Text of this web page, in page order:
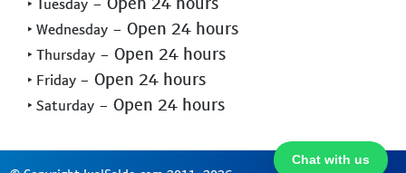
Chat with us
‣ Wednesday - Open 24 hours
‣ Thursday - Open 24 hours
‣ Friday - Open 24 hours
‣ Saturday - Open 24 hours